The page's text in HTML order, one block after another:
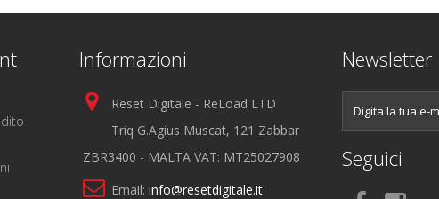
Informazioni
Reset Digitale - ReLoad LTD
Triq G.Agius Muscat, 121 Zabbar
ZBR3400 - MALTA VAT: MT25027908
Email: info@resetdigitale.it
Newsletter
Seguici